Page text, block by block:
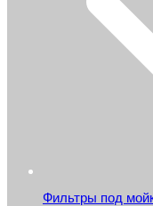
Фильтры под